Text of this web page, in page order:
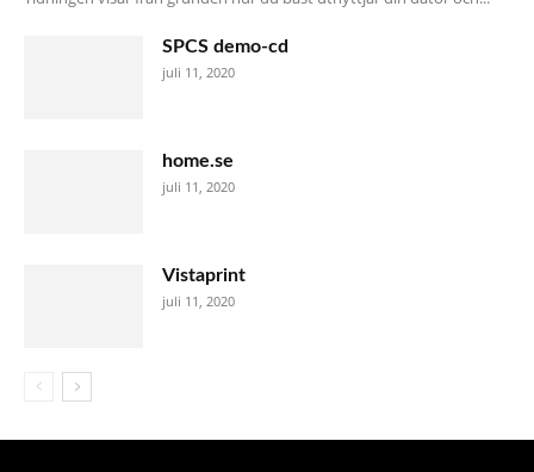
SPCS demo-cd
juli 11, 2020
home.se
juli 11, 2020
Vistaprint
juli 11, 2020